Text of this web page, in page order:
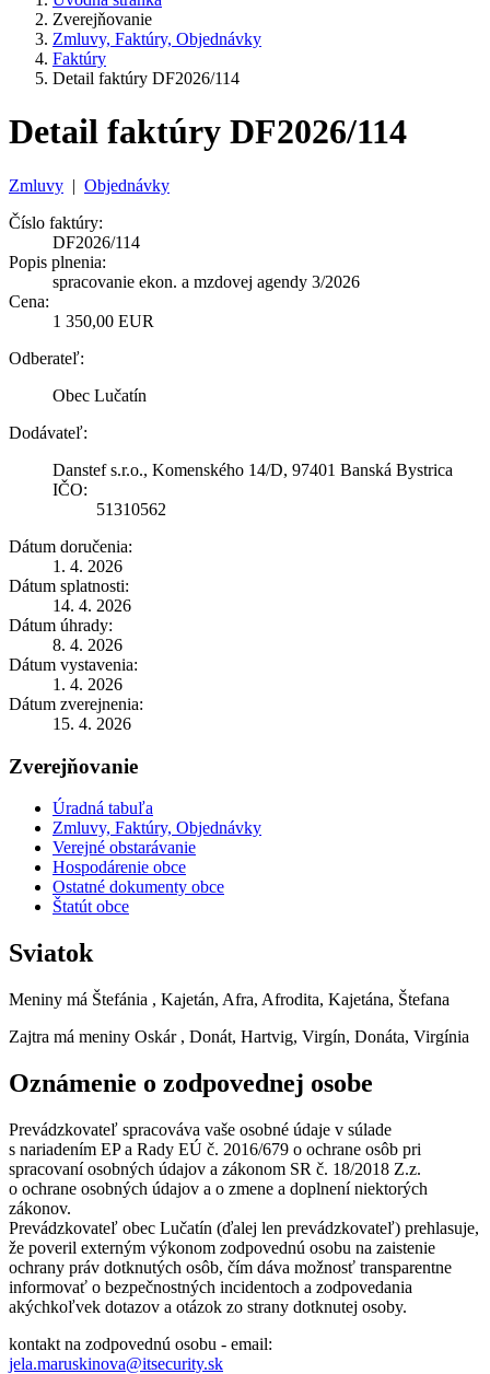
Zverejňovanie
Zmluvy, Faktúry, Objednávky
Faktúry
Detail faktúry DF2026/114
Detail faktúry DF2026/114
Zmluvy | Objednávky
Číslo faktúry:
DF2026/114
Popis plnenia:
spracovanie ekon. a mzdovej agendy 3/2026
Cena:
1 350,00 EUR
Odberateľ:
Obec Lučatín
Dodávateľ:
Danstef s.r.o., Komenského 14/D, 97401 Banská Bystrica
IČO:
51310562
Dátum doručenia:
1. 4. 2026
Dátum splatnosti:
14. 4. 2026
Dátum úhrady:
8. 4. 2026
Dátum vystavenia:
1. 4. 2026
Dátum zverejnenia:
15. 4. 2026
Zverejňovanie
Úradná tabuľa
Zmluvy, Faktúry, Objednávky
Verejné obstarávanie
Hospodárenie obce
Ostatné dokumenty obce
Štatút obce
Sviatok
Meniny má Štefánia , Kajetán, Afra, Afrodita, Kajetána, Štefana
Zajtra má meniny Oskár , Donát, Hartvig, Virgín, Donáta, Virgínia
Oznámenie o zodpovednej osobe
Prevádzkovateľ spracováva vaše osobné údaje v súlade
s nariadením EP a Rady EÚ č. 2016/679 o ochrane osôb pri
spracovaní osobných údajov a zákonom SR č. 18/2018 Z.z.
o ochrane osobných údajov a o zmene a doplnení niektorých
zákonov.
Prevádzkovateľ obec Lučatín (ďalej len prevádzkovateľ) prehlasuje,
že poveril externým výkonom zodpovednú osobu na zaistenie
ochrany práv dotknutých osôb, čím dáva možnosť transparentne
informovať o bezpečnostných incidentoch a zodpovedania
akýchkoľvek dotazov a otázok zo strany dotknutej osoby.
kontakt na zodpovednú osobu - email:
jela.maruskinova@itsecurity.sk